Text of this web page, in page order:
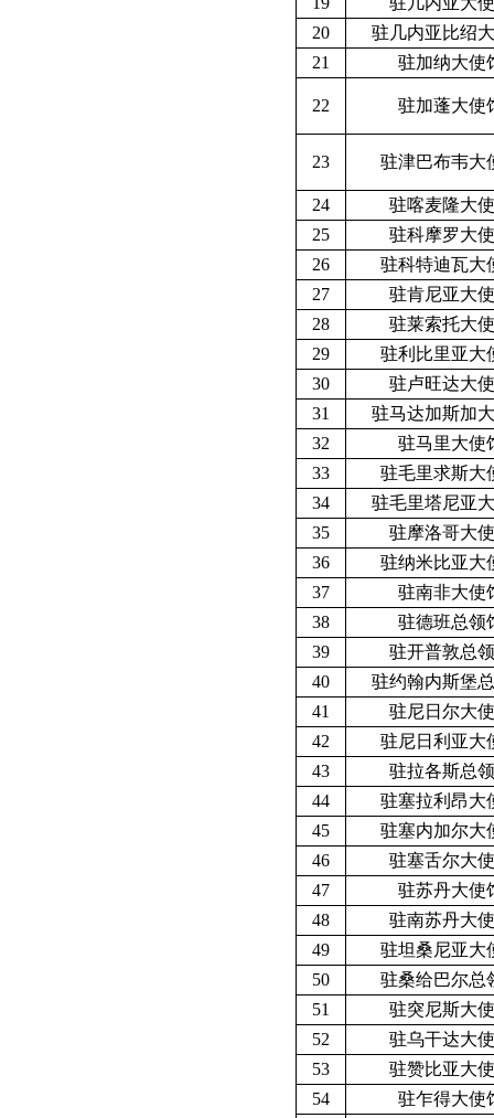
20
驻 几内亚比绍
21
驻加纳大使
22 驻加蓬大使
23 驻津巴布韦大
24 驻喀麦隆大使
25
驻科摩罗大
26
驻科特迪瓦大
27
驻肯尼亚大
28
驻莱索托大
29
驻利比里亚大
30
驻卢旺达大
31
驻马达加斯加
32
驻马里大使
33
驻毛里求斯大
34
驻毛里塔尼亚
35
驻摩洛哥大
36
驻纳米比亚大
37
驻南非大使
38
驻德班总领
39
驻开普敦总
40
驻约翰内斯堡
41
驻尼日尔大
42
驻尼日利亚大
43
驻拉各斯总
44
驻塞拉利昂大
45
驻塞内加尔大
46
驻塞舌尔大
47
驻苏丹大使
48
驻南苏丹大
49
驻坦桑尼亚大
50
驻桑给巴尔总
51
驻突尼斯大
52
驻乌干达大
53
驻赞比亚大
54
驻乍得大使